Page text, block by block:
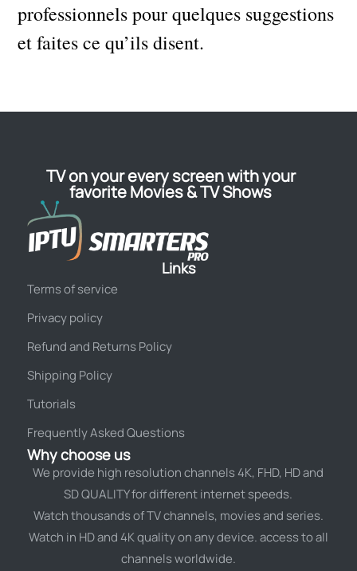
professionnels pour quelques suggestions
et faites ce qu’ils disent.
TV on your every screen with your
favorite Movies & TV Shows
Links
Terms of service
Privacy policy
Refund and Returns Policy
Shipping Policy
Tutorials
Frequently Asked Questions
Why choose us
We provide high resolution channels 4K, FHD, HD and
SD QUALITY for different internet speeds.
Watch thousands of TV channels, movies and series.
Watch in HD and 4K quality on any device. access to all
channels worldwide.